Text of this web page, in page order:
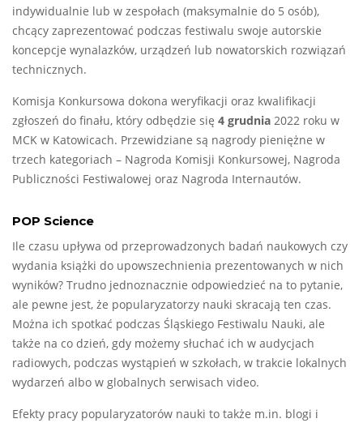
indywidualnie lub w zespołach (maksymalnie do 5 osób),
chcący zaprezentować podczas festiwalu swoje autorskie
koncepcje wynalazków, urządzeń lub nowatorskich rozwiązań
technicznych.
Komisja Konkursowa dokona weryfikacji oraz kwalifikacji
zgłoszeń do finału, który odbędzie się 4 grudnia 2022 roku w
MCK w Katowicach. Przewidziane są nagrody pieniężne w
trzech kategoriach – Nagroda Komisji Konkursowej, Nagroda
Publiczności Festiwalowej oraz Nagroda Internautów.
POP Science
Ile czasu upływa od przeprowadzonych badań naukowych czy
wydania książki do upowszechnienia prezentowanych w nich
wyników? Trudno jednoznacznie odpowiedzieć na to pytanie,
ale pewne jest, że popularyzatorzy nauki skracają ten czas.
Można ich spotkać podczas Śląskiego Festiwalu Nauki, ale
także na co dzień, gdy możemy słuchać ich w audycjach
radiowych, podczas wystąpień w szkołach, w trakcie lokalnych
wydarzeń albo w globalnych serwisach video.
Efekty pracy popularyzatorów nauki to także m.in. blogi i